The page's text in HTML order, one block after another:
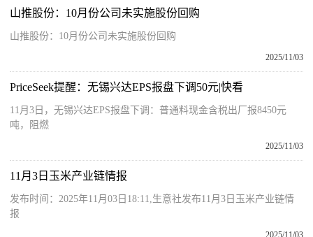
山推股份：10月份公司未实施股份回购
山推股份：10月份公司未实施股份回购
2025/11/03
PriceSeek提醒：无锡兴达EPS报盘下调50元|快看
11月3日，无锡兴达EPS报盘下调：普通料现金含税出厂报8450元
吨，阻燃
2025/11/03
11月3日玉米产业链情报
发布时间：2025年11月03日18:11,生意社发布11月3日玉米产业链情
报
2025/11/03